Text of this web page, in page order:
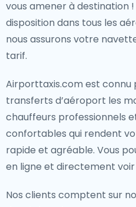
vous amener à destination
disposition dans tous les
nous assurons votre
tarif.
Airporttaxis.com est connu
transferts d’aéroport les
chauffeurs professionnels
confortables qui rendent
rapide et agréable. Vous
en ligne et directement
Nos clients comptent sur